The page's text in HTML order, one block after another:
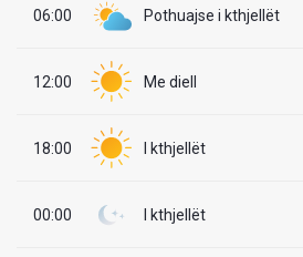
06:00 Pothuajse i kthjellët
12:00 Me diell
18:00 I kthjellët
00:00 I kthjellët